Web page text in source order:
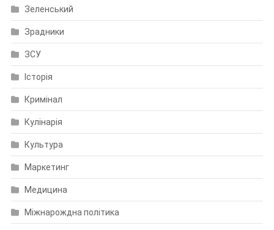
Зеленський
Зрадники
ЗСУ
Історія
Кримінал
Кулінарія
Культура
Маркетинг
Медицина
Міжнарождна політика